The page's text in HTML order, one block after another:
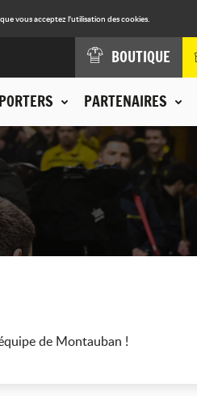
vous acceptez l'utilisation des cookies.
PARTENAIRES
BOUTIQUE
de Montauban !